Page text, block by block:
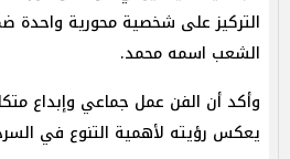
التركيز على شخصية محورية
الشعب اسمه محمد.
وأكد أن الفن عمل جماعي وإبداع
يعكس رؤيته لأهمية التنوع في